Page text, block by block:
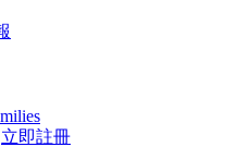
立即註冊